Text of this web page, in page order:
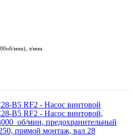
мин), л/мин
B5 RF2 - Насос винтовой
B5 RF2 - Насос винтовой,
об/мин, предохранительный
прямой монтаж, вал 28